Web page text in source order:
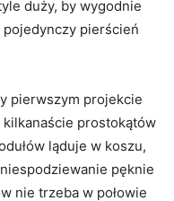
duży, by wygodnie
pierścień
pierwszym projekcie
prostokątów
ląduje w koszu,
pęknie
nie trzeba w połowie